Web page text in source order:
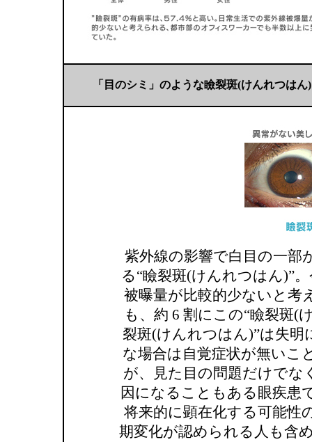
「目のシミ」のような瞼裂斑(けんれつは
紫外線の影響で白目の一部
る“瞼裂斑(けんれつはん)”
被曝量が比較的少ないと考
も、約 6 割にこの“瞼裂斑(
裂斑(けんれつはん)”は失
な場合は自覚症状が無いこ
が、見た目の問題だけでな
因になることもある眼疾患
将来的に顕在化する可能性
期変化が認められる人も含